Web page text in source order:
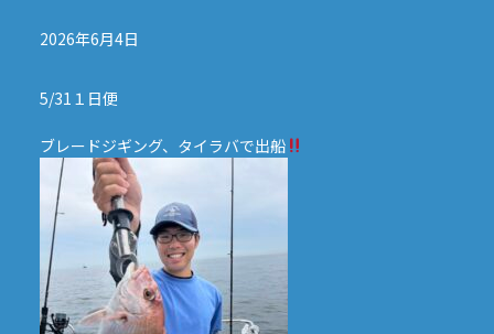
2026年6月4日
5/31１日便
ブレードジギング、タイラバで出船